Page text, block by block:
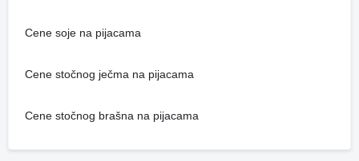
Cene soje na pijacama
Cene stočnog ječma na pijacama
Cene stočnog brašna na pijacama